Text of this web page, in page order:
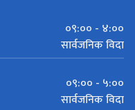
०९:०० - ४:००
सार्वजनिक विदा
०९:०० - ५:००
सार्वजनिक विदा